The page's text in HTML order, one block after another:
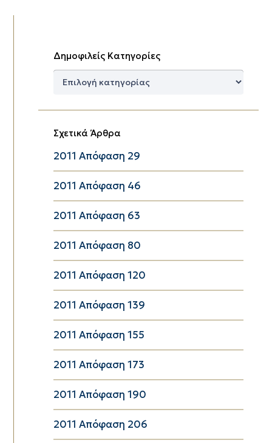
Δημοφιλείς Κατηγορίες
Δημοφιλείς
Σχετικά Άρθρα
2011 Απόφαση 29
2011 Απόφαση 46
2011 Απόφαση 63
2011 Απόφαση 80
2011 Απόφαση 120
2011 Απόφαση 139
2011 Απόφαση 155
2011 Απόφαση 173
2011 Απόφαση 190
2011 Απόφαση 206